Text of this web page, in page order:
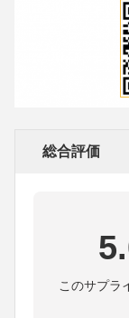
総合評価
このサプラ